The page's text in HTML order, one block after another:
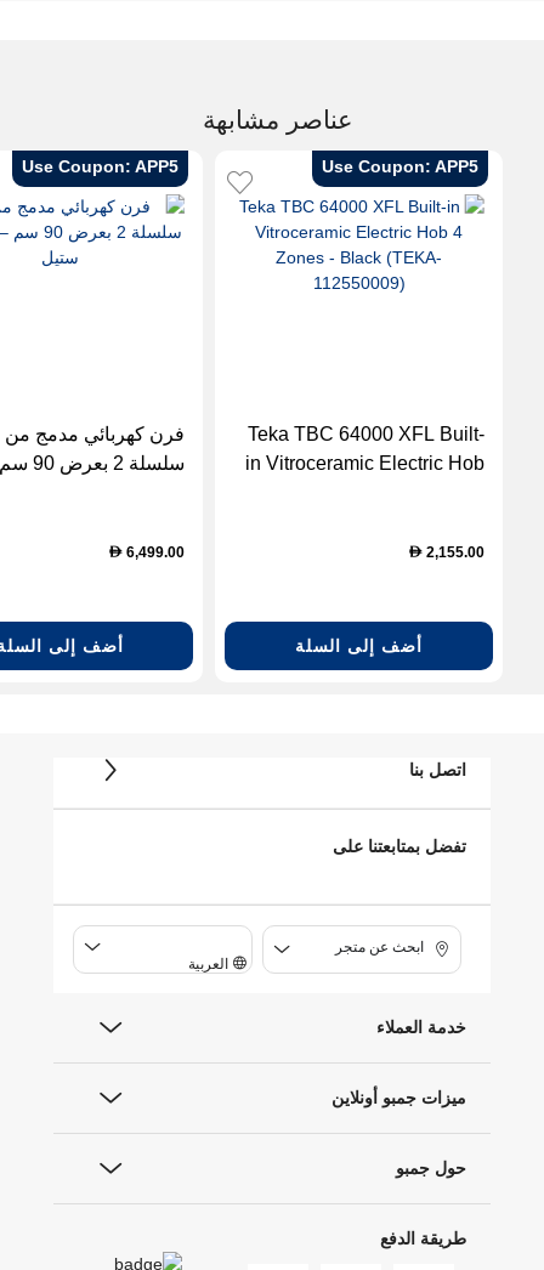
عناصر مشابهة
Use Coupon: APP5
Teka TBC 64000 XFL Built-
in Vitroceramic Electric Hob
D 2,155.00
أضف إلى السلة
Use Coupon: APP5
فرن كهربائي مدمج
سلسلة 2
D 6,499.00
أضف إلى
اتصل بنا
تفضل بمتابعتنا على
ابحث عن متجر
العربية
خدمة العملاء
ميزات جمبو أونلاين
حول جمبو
طريقة الدفع